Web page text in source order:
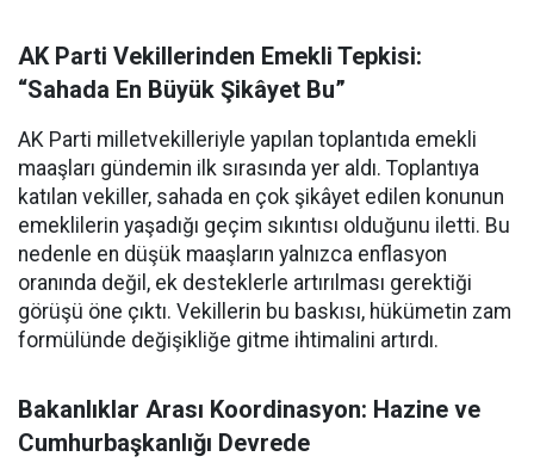
AK Parti Vekillerinden Emekli Tepkisi:
“Sahada En Büyük Şikâyet Bu”
AK Parti milletvekilleriyle yapılan toplantıda emekli
maaşları gündemin ilk sırasında yer aldı. Toplantıya
katılan vekiller, sahada en çok şikâyet edilen konunun
emeklilerin yaşadığı geçim sıkıntısı olduğunu iletti. Bu
nedenle en düşük maaşların yalnızca enflasyon
oranında değil, ek desteklerle artırılması gerektiği
görüşü öne çıktı. Vekillerin bu baskısı, hükümetin zam
formülünde değişikliğe gitme ihtimalini artırdı.
Bakanlıklar Arası Koordinasyon: Hazine ve
Cumhurbaşkanlığı Devrede